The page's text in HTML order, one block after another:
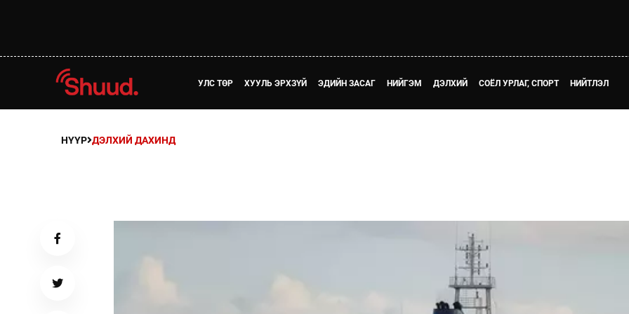
УЛС ТӨР ХУУЛЬ ЭРХЗҮЙ ЭДИЙН ЗАСАГ НИЙГЭМ ДЭЛХИЙ СОЁЛ УРЛАГ, СПОРТ НИЙТЛЭЛ
НҮҮР ДЭЛХИЙ ДАХИНД